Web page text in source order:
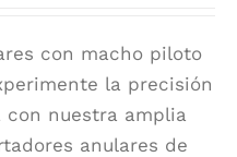
$38.20
a
$169.50
con macho piloto
la precisión
nuestra amplia
anulares de